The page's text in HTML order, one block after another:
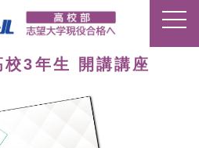
3年生 開講講座